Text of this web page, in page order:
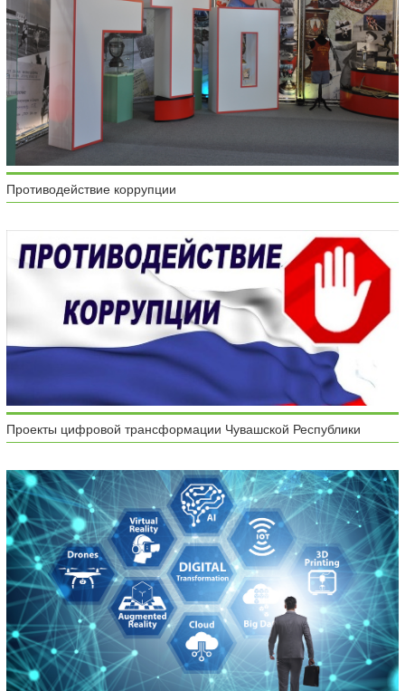
Противодействие коррупции
Проекты цифровой трансформации Чувашской Республики